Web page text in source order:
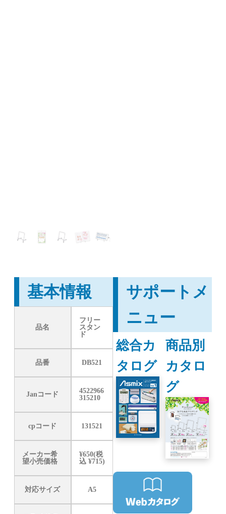
基本情報
品名
フリー
スタン
ド
品番 DB521
Janコード
4522966
315210
cpコード 131521
メーカー希
望小売価格
¥650(税
込 ¥715)
対応サイズ A5
サポートメ
ニュー
総合カ
タログ
商品別
カタロ
グ